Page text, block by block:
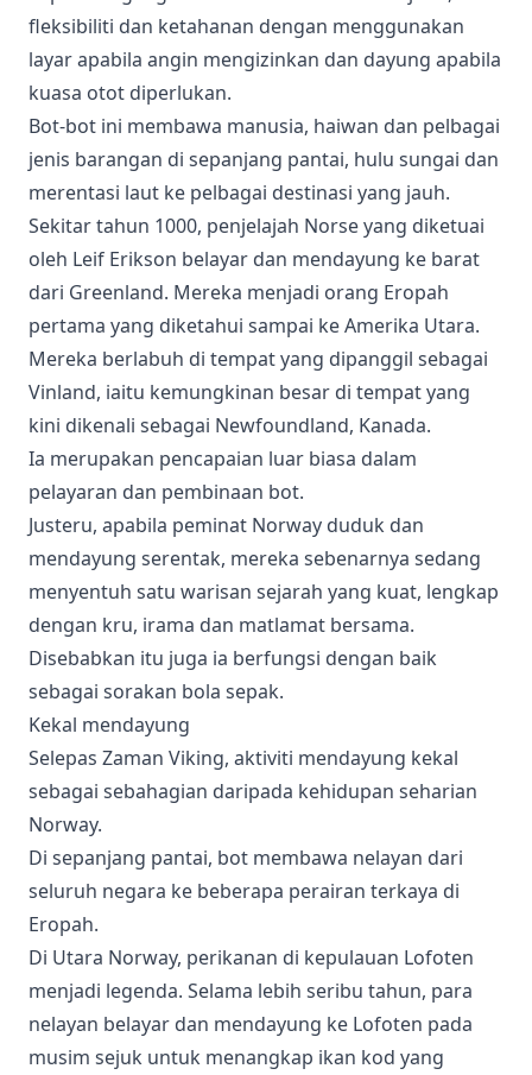
fleksibiliti dan ketahanan dengan menggunakan
layar apabila angin mengizinkan dan dayung apabila
kuasa otot diperlukan.
Bot-bot ini membawa manusia, haiwan dan pelbagai
jenis barangan di sepanjang pantai, hulu sungai dan
merentasi laut ke pelbagai destinasi yang jauh.
Sekitar tahun 1000, penjelajah Norse yang diketuai
oleh Leif Erikson belayar dan mendayung ke barat
dari Greenland. Mereka menjadi orang Eropah
pertama yang diketahui sampai ke Amerika Utara.
Mereka berlabuh di tempat yang dipanggil sebagai
Vinland, iaitu kemungkinan besar di tempat yang
kini dikenali sebagai Newfoundland, Kanada.
Ia merupakan pencapaian luar biasa dalam
pelayaran dan pembinaan bot.
Justeru, apabila peminat Norway duduk dan
mendayung serentak, mereka sebenarnya sedang
menyentuh satu warisan sejarah yang kuat, lengkap
dengan kru, irama dan matlamat bersama.
Disebabkan itu juga ia berfungsi dengan baik
sebagai sorakan bola sepak.
Kekal mendayung
Selepas Zaman Viking, aktiviti mendayung kekal
sebagai sebahagian daripada kehidupan seharian
Norway.
Di sepanjang pantai, bot membawa nelayan dari
seluruh negara ke beberapa perairan terkaya di
Eropah.
Di Utara Norway, perikanan di kepulauan Lofoten
menjadi legenda. Selama lebih seribu tahun, para
nelayan belayar dan mendayung ke Lofoten pada
musim sejuk untuk menangkap ikan kod yang